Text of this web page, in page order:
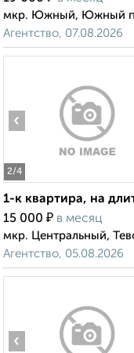
мкр. Южный, Южный
Агентство, 07.08.2026
2/4
‹
1-к квартира, на
15 000 ₽ в месяц
мкр. Центральный,
Агентство, 05.08.2026
‹